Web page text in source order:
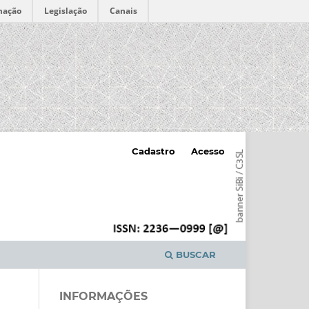
Legislação Canais
BUSCAR
Cadastro Acesso
INFORMAÇÕES